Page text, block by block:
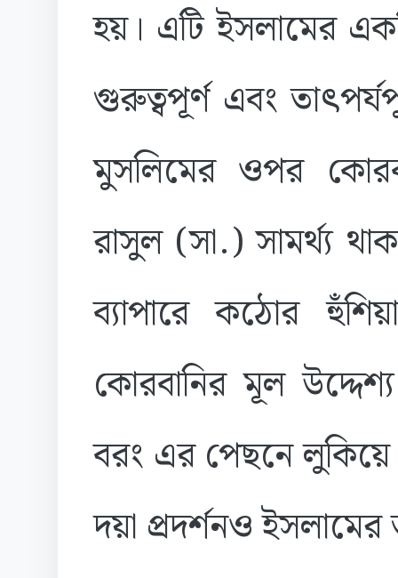
হয়। এটি ইসলামের
গুরুত্বপূর্ণ এবং
মুসলিমের ওপর
রাসুল (সা.) সামর্থ্য
ব্যাপারে কঠোর
কোরবানির মূল
বরং এর পেছনে
দয়া প্রদর্শনও